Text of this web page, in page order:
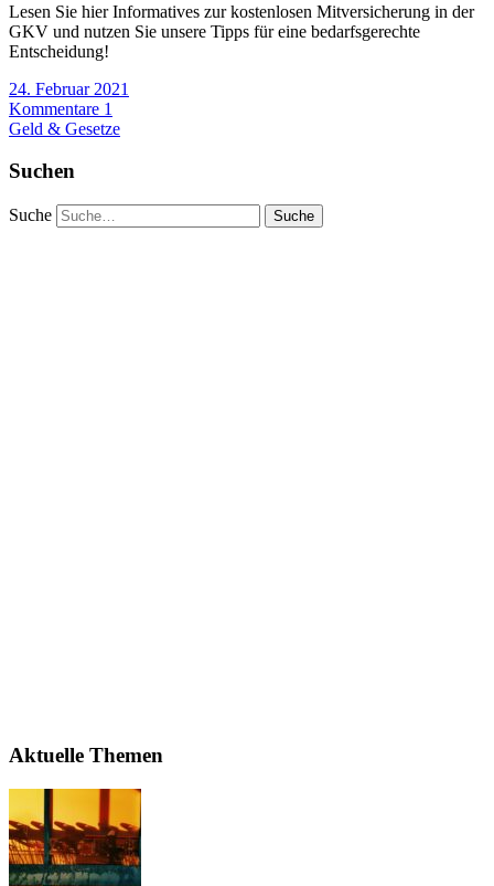
Lesen Sie hier Informatives zur kostenlosen Mitversicherung in der
GKV und nutzen Sie unsere Tipps für eine bedarfsgerechte
Entscheidung!
24. Februar 2021
Kommentare 1
Geld & Gesetze
Suchen
Suche
Aktuelle Themen